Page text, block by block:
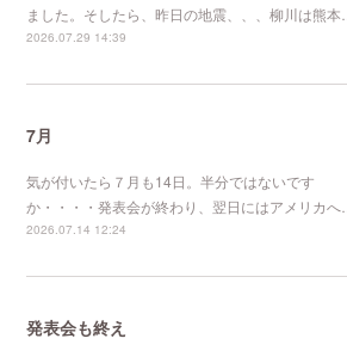
ました。そしたら、昨日の地震、、、柳川は熊本…
2026.07.29 14:39
7月
気が付いたら７月も14日。半分ではないです
か・・・・発表会が終わり、翌日にはアメリカへ…
2026.07.14 12:24
発表会も終え